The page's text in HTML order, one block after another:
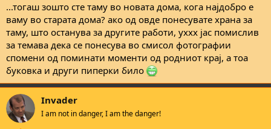
...тогаш зошто сте таму во новата дома, кога најдобро е
ваму во старата дома? ако од овде понесувате храна за
таму, што останува за другите работи, уххх јас помислив
за темава дека се понесува во смисол фотографии
спомени од поминати моменти од родниот крај, а тоа
буковка и други пиперки било
Invader
I am not in danger, I am the danger!